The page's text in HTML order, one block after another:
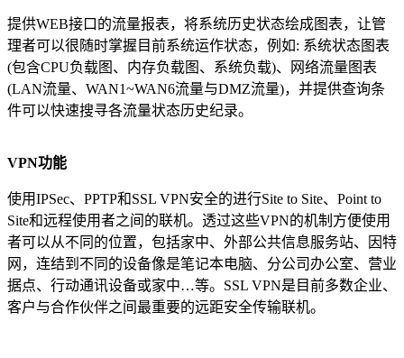
提供WEB接口的流量报表，将系统历史状态绘成图表，让管
理者可以很随时掌握目前系统运作状态，例如: 系统状态图表
(包含CPU负载图、内存负载图、系统负载)、网络流量图表
(LAN流量、WAN1~WAN6流量与DMZ流量)，并提供查询条
件可以快速搜寻各流量状态历史纪录。
VPN功能
使用IPSec、PPTP和SSL VPN安全的进行Site to Site、Point to
Site和远程使用者之间的联机。透过这些VPN的机制方便使用
者可以从不同的位置，包括家中、外部公共信息服务站、因特
网，连结到不同的设备像是笔记本电脑、分公司办公室、营业
据点、行动通讯设备或家中…等。SSL VPN是目前多数企业、
客户与合作伙伴之间最重要的远距安全传输联机。